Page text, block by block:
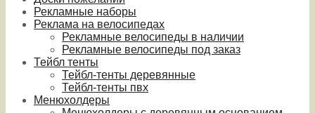
Рекламные наборы
Реклама на велосипедах
Рекламные велосипеды в наличии
Рекламные велосипеды под заказ
Тейбл тенты
Тейбл-тенты деревянные
Тейбл-тенты пвх
Менюхолдеры